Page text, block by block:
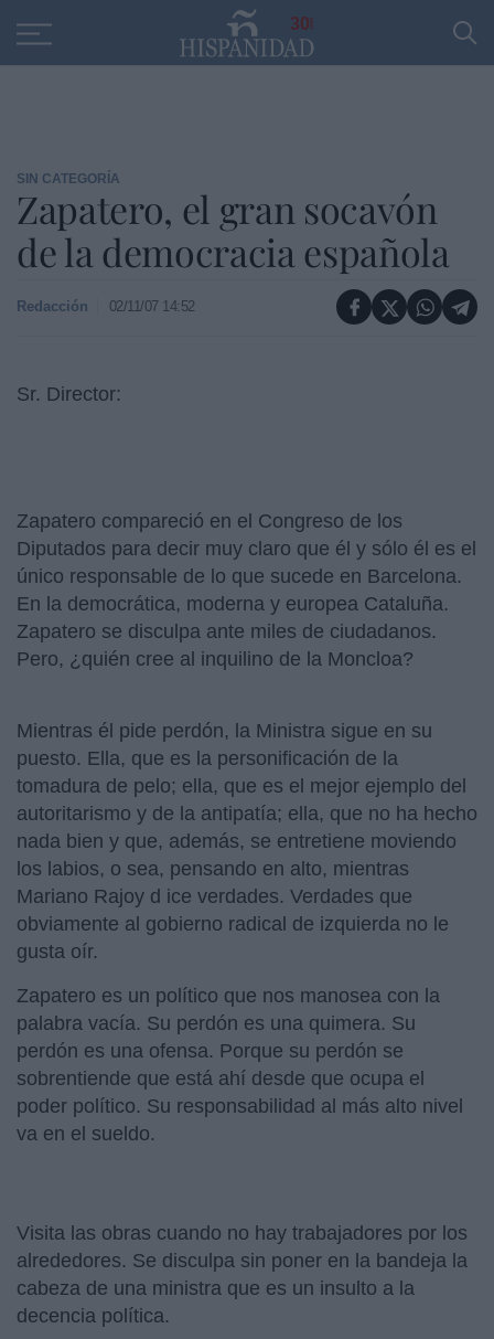
30
SIN CATEGORÍA
Zapatero, el gran socavón
de la democracia española
Redacción 02/11/07 14:52
Sr. Director:
Zapatero compareció en el Congreso de los
Diputados para decir muy claro que él y sólo él es el
único responsable de lo que sucede en Barcelona.
En la democrática, moderna y europea Cataluña.
Zapatero se disculpa ante miles de ciudadanos.
Pero, ¿quién cree al inquilino de la Moncloa?
Mientras él pide perdón, la Ministra sigue en su
puesto. Ella, que es la personificación de la
tomadura de pelo; ella, que es el mejor ejemplo del
autoritarismo y de la antipatía; ella, que no ha hecho
nada bien y que, además, se entretiene moviendo
los labios, o sea, pensando en alto, mientras
Mariano Rajoy d ice verdades. Verdades que
obviamente al gobierno radical de izquierda no le
gusta oír.
Zapatero es un político que nos manosea con la
palabra vacía. Su perdón es una quimera. Su
perdón es una ofensa. Porque su perdón se
sobrentiende que está ahí desde que ocupa el
poder político. Su responsabilidad al más alto nivel
va en el sueldo.
Visita las obras cuando no hay trabajadores por los
alrededores. Se disculpa sin poner en la bandeja la
cabeza de una ministra que es un insulto a la
decencia política.